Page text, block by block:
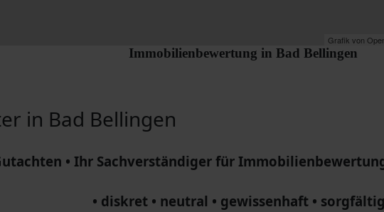
Grafik von
Immobilienbewertung in Bad Bellingen
in Bad Bellingen
• Ihr Sachverständiger für
• diskret • neutral • gewissenhaft •